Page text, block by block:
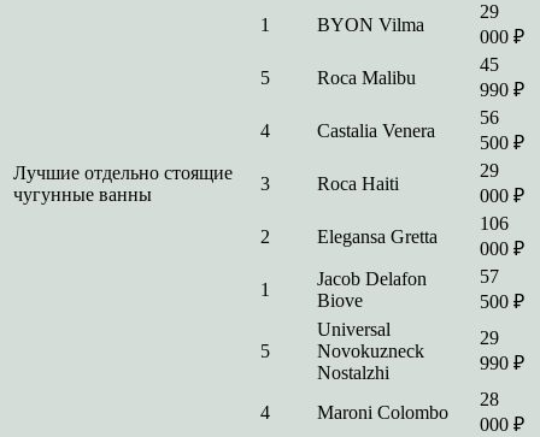
1
BYON Vilma
29
000 ₽
Лучшие отдельно стоящие
чугунные ванны
5 Roca Malibu
45
990 ₽
4
Castalia Venera
56
500 ₽
3
Roca Haiti
29
000 ₽
2
Elegansa Gretta
106
000 ₽
1
Jacob Delafon
Biove
57
500 ₽
5
Universal
Novokuzneck
Nostalzhi
29
990 ₽
4 Maroni Colombo
28
000 ₽